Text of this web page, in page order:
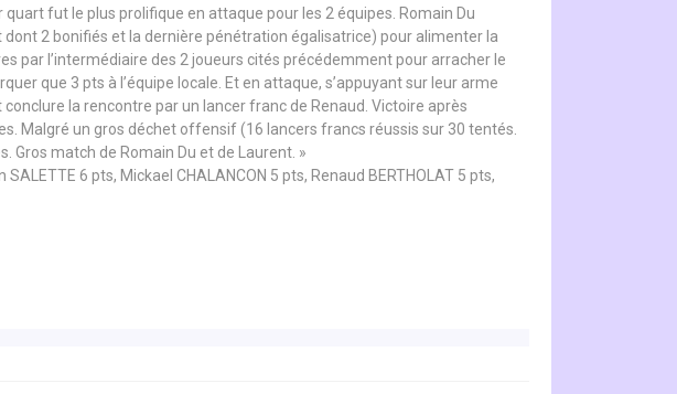
fut le plus prolifique en attaque pour les 2 équipes. Romain Du
2 bonifiés et la dernière pénétration égalisatrice) pour alimenter la
par l’intermédiaire des 2 joueurs cités précédemment pour arracher le
que 3 pts à l’équipe locale. Et en attaque, s’appuyant sur leur arme
la rencontre par un lancer franc de Renaud. Victoire après
Malgré un gros déchet offensif (16 lancers francs réussis sur 30 tentés.
Gros match de Romain Du et de Laurent. »
6 pts, Mickael CHALANCON 5 pts, Renaud BERTHOLAT 5 pts,